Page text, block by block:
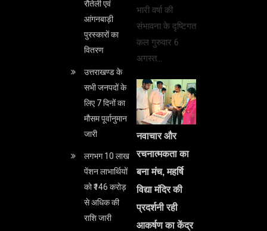
रौतेली एवं
आंगनबाड़ी
पुरस्कारों का
वितरण
उत्तराखण्ड के
सभी जनपदों के
लिए 7 दिनों का
मौसम पूर्वानुमान
जारी
लगभग 10 लाख
पेंशन लाभार्थियों
को ₹146 करोड़
से अधिक की
राशि जारी
भारी वर्षा की
संभावना के दृष्टिगत
कल गुरुवार 6
अगस्त…
नवाचार और
रचनात्मकता का
बना मंच, महर्षि
विद्या मंदिर की
प्रदर्शनी रही
आकर्षण का केंद्र